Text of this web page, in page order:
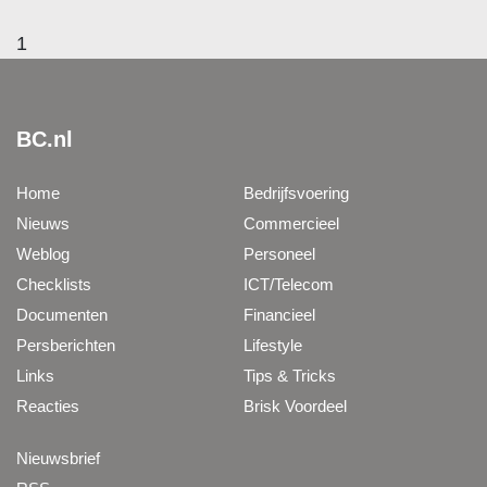
1
BC.nl
Home
Nieuws
Weblog
Checklists
Documenten
Persberichten
Links
Reacties
Bedrijfsvoering
Commercieel
Personeel
ICT/Telecom
Financieel
Lifestyle
Tips & Tricks
Brisk Voordeel
Nieuwsbrief